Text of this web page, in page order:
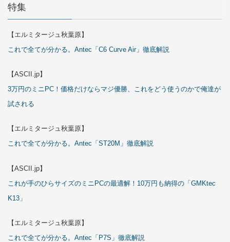
特集
【エルミタージュ秋葉原】
これで全てが分かる。Antec「C6 Curve Air」徹底解説
【ASCII.jp】
3万円のミニPC！価格だけならマジ優勝、これをどう使うのかで俺達が
試される
【エルミタージュ秋葉原】
これで全てが分かる。Antec「ST20M」徹底解説
【ASCII.jp】
これが手のひらサイズのミニPCの最適解！10万円も納得の「GMKtec
K13」
【エルミタージュ秋葉原】
これで全てが分かる。Antec「P7S」徹底解説